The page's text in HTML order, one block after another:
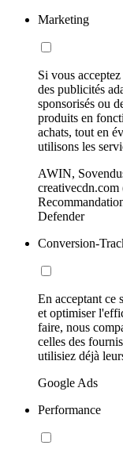
Marketing
Si vous
des publicités
sponsorisés ou
produits en
achats, tout en
utilisons les
AWIN,
Defender
Conversion-
En acceptant ce
et optimiser
faire, nous
celles des
utilisiez déjà
Google Ads
Performance